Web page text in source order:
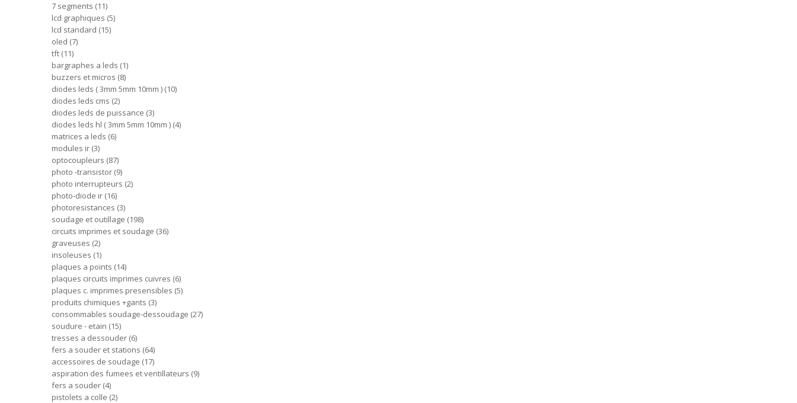
7 segments 11
lcd graphiques 5
lcd standard 15
oled 7
tft 11
bargraphes a leds 1
buzzers et micros 8
diodes leds ( 3mm 5mm 10mm ) 10
diodes leds cms 2
diodes leds de puissance 3
diodes leds hl ( 3mm 5mm 10mm ) 4
matrices a leds 6
modules ir 3
optocoupleurs 87
photo -transistor 9
photo interrupteurs 2
photo-diode ir 16
photoresistances 3
soudage et outillage 198
circuits imprimes et soudage 36
graveuses 2
insoleuses 1
plaques a points 14
plaques circuits imprimes cuivres 6
plaques c. imprimes presensibles 5
produits chimiques +gants 3
consommables soudage-dessoudage 27
soudure - etain 15
tresses a dessouder 6
fers a souder et stations 64
accessoires de soudage 17
aspiration des fumees et ventillateurs 9
fers a souder 4
pistolets a colle 2